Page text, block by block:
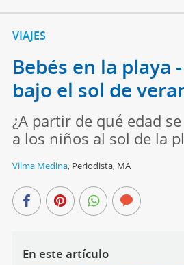
VIAJES
Bebés en la playa
bajo el sol de
¿A partir de qué edad
a los niños al sol de la
Vilma Medina, Periodista, MA
En este artículo